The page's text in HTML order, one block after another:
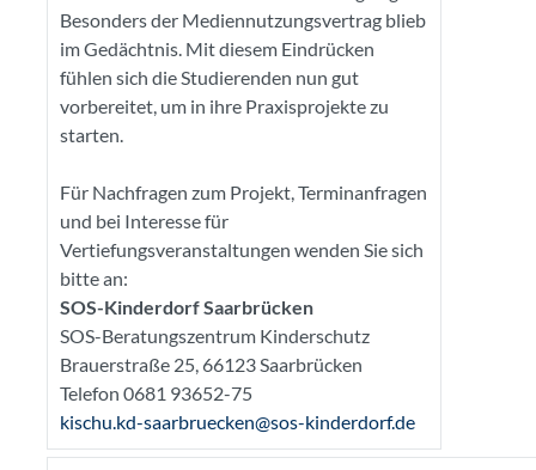
Besonders der Mediennutzungsvertrag blieb
im Gedächtnis. Mit diesem Eindrücken
fühlen sich die Studierenden nun gut
vorbereitet, um in ihre Praxisprojekte zu
starten.
Für Nachfragen zum Projekt, Terminanfragen
und bei Interesse für
Vertiefungsveranstaltungen wenden Sie sich
bitte an:
SOS-Kinderdorf Saarbrücken
SOS-Beratungszentrum Kinderschutz
Brauerstraße 25, 66123 Saarbrücken
Telefon 0681 93652-75
kischu.kd-saarbruecken@sos-kinderdorf.de